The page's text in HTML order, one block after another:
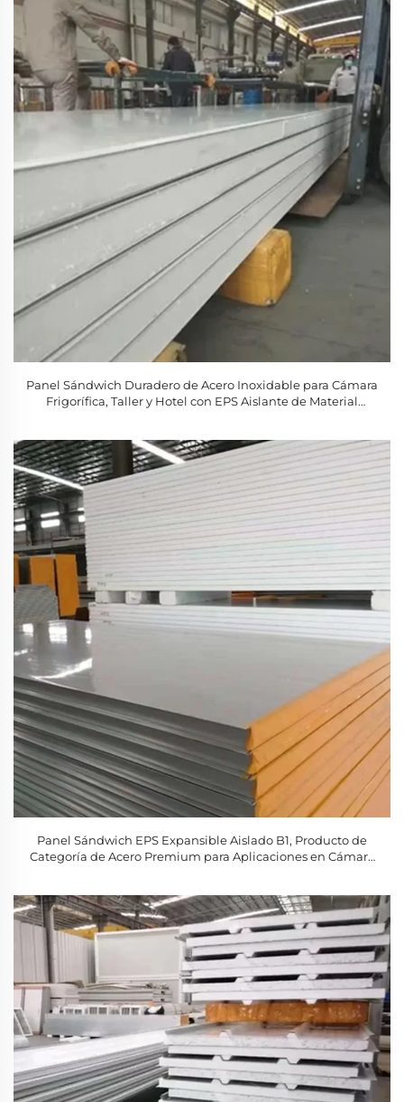
Panel Sándwich Duradero de Acero Inoxidable para Cámara
Frigorífica, Taller y Hotel con EPS Aislante de Material
Panel Sándwich EPS Expansible Aislado B1, Producto de
Categoría de Acero Premium para Aplicaciones en Cámara